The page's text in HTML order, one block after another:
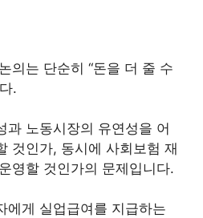
의는 단순히 “돈을 더 줄 수
.
과 노동시장의 유연성을 어
것인가, 동시에 사회보험 재
영할 것인가의 문제입니다.
에게 실업급여를 지급하는